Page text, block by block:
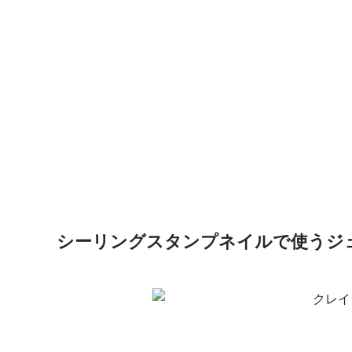
シーリングスタンプネイルで使うジ